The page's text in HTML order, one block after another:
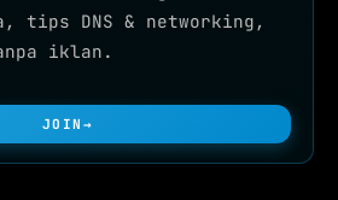
tips DNS & networking,
iklan.
JOIN →